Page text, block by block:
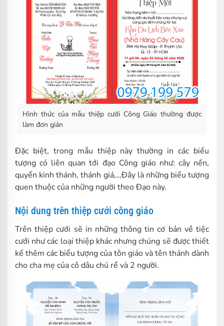
Hình thức của mẫu thiệp cưới Công Giáo thường được
làm đơn giản
Đặc biệt, trong mẫu thiệp này thường in các biểu
tượng có liên quan tới đạo Công giáo như: cây nến,
quyển kinh thánh, thánh giá,…Đây là những biểu tượng
quen thuộc của những người theo Đạo này.
Nội dung trên thiệp cưới công giáo
Trên thiệp cưới sẽ in những thông tin cơ bản về tiệc
cưới như các loại thiệp khác nhưng chúng sẽ được thiết
kế thêm các biểu tượng của tôn giáo và tên thánh dành
cho cha mẹ của cô dâu chú rể và 2 người.